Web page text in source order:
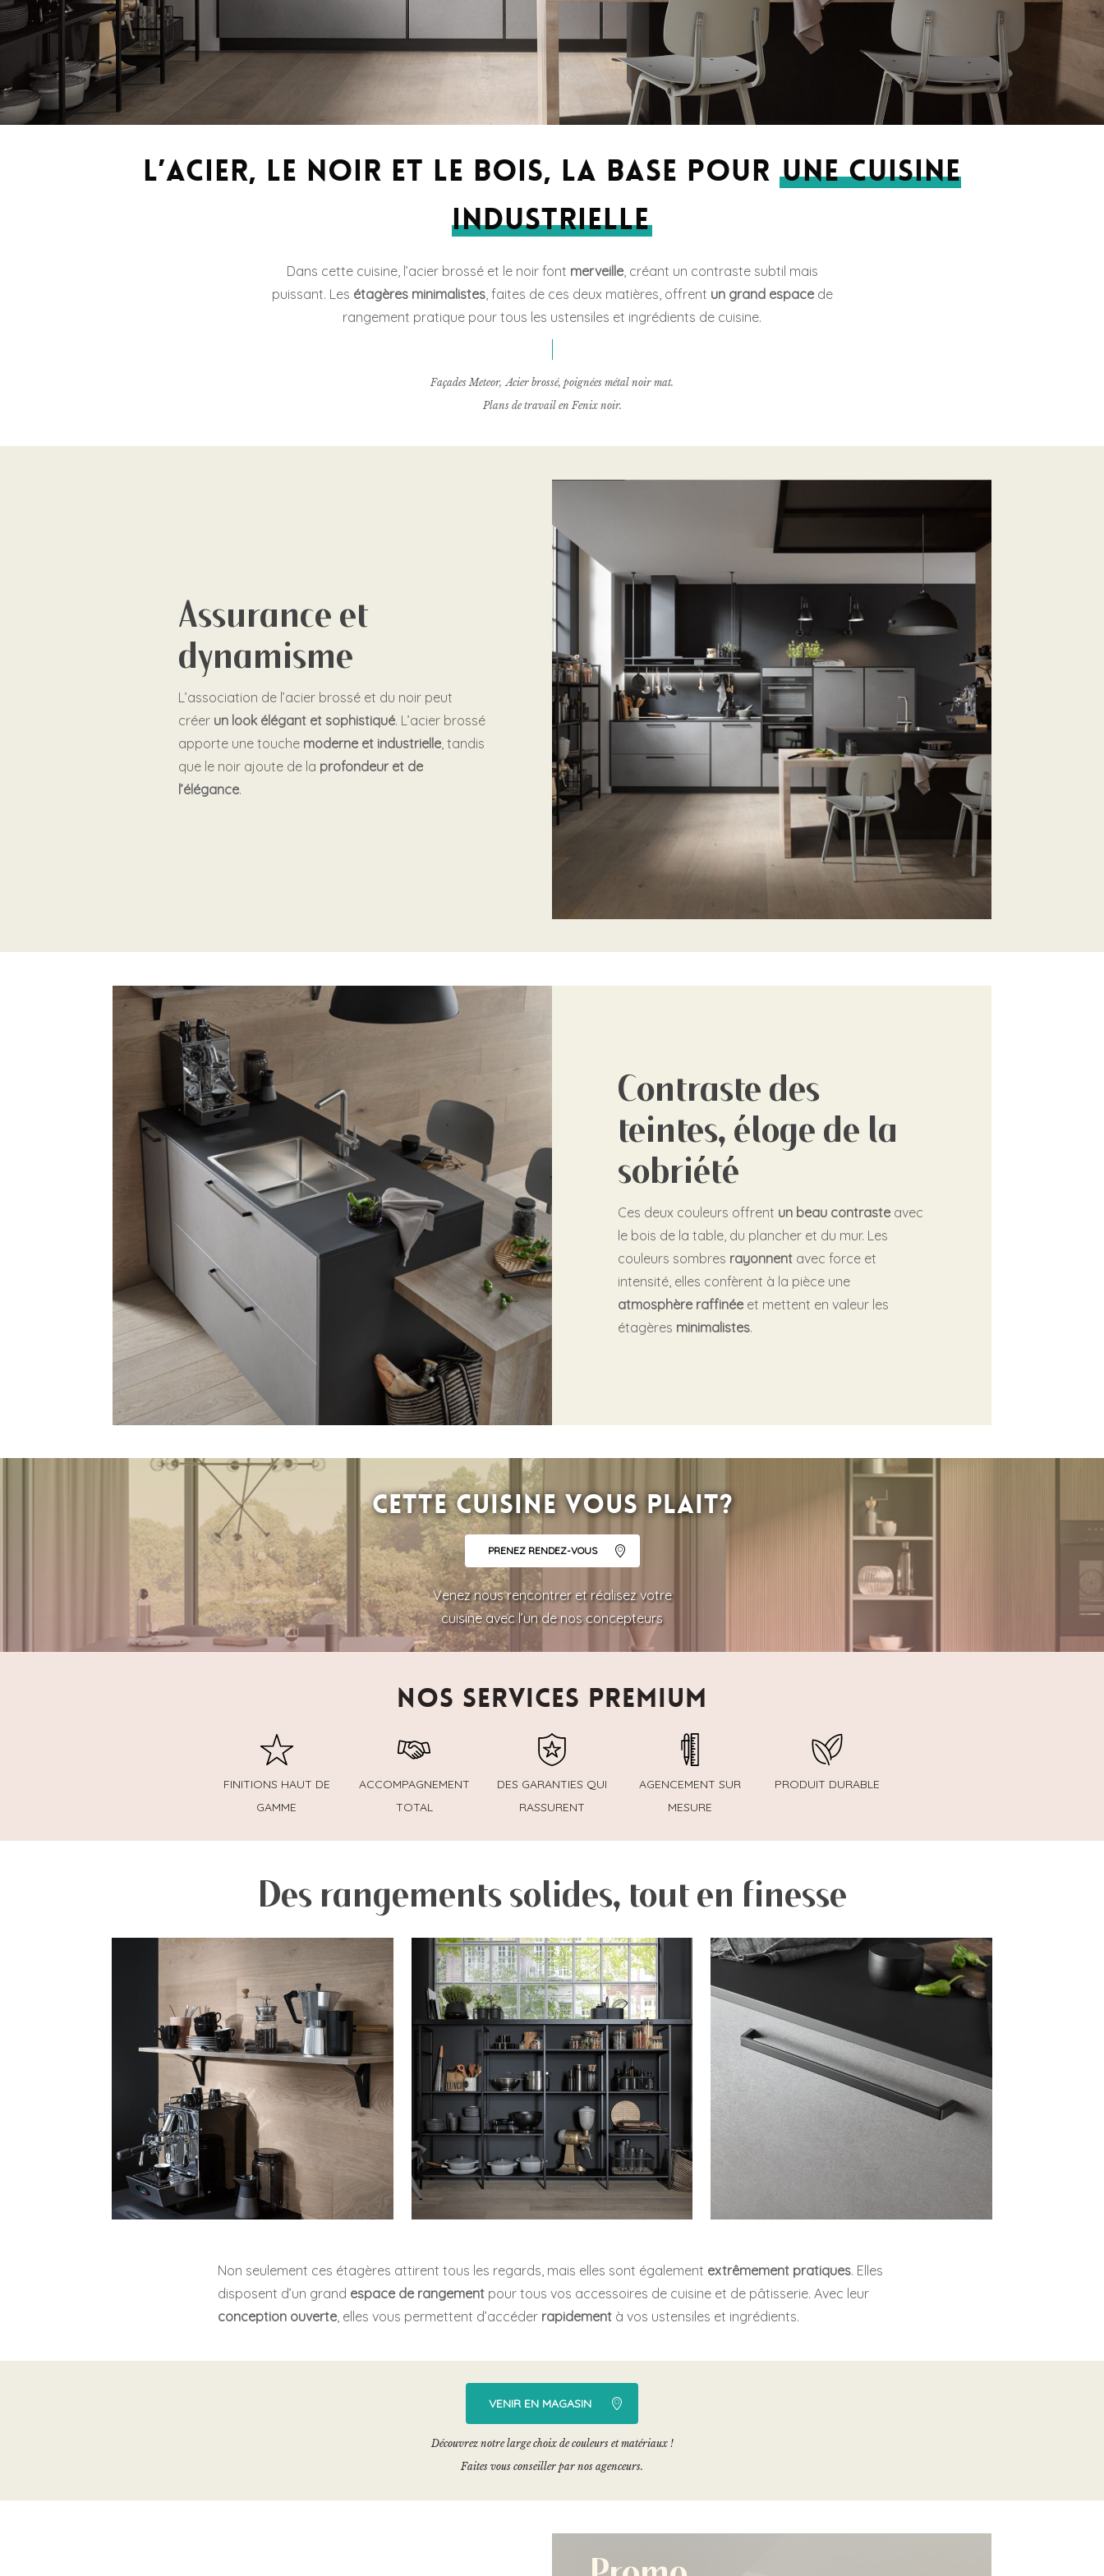
L’acier, le noir et le bois, la base pour une cuisine
industrielle
Dans cette cuisine, l’acier brossé et le noir font merveille, créant un contraste subtil mais
puissant. Les étagères minimalistes, faites de ces deux matières, offrent un grand espacede
rangement pratique pour tous les ustensiles et ingrédients de cuisine.
Façades Meteor, Acier brossé, poignées métal noir mat.
Plans de travail en Fenix noir.
Assurance et
dynamisme
L’association de l’acier brossé et du noir peut
créer un look élégant et sophistiqué. L’acier brossé
apporte une touche moderne et industrielle, tandis
que le noir ajoute de la profondeur et de
l’élégance.
Contraste des
teintes, éloge de la
sobriété
Ces deux couleurs offrent un beau contraste avec
le bois de la table, du plancher et du mur. Les
couleurs sombres rayonnent avec force et
intensité, elles confèrent à la pièce une
atmosphère raffinée et mettent en valeur les
étagères minimalistes.
Cette cuisine vous plait?
PRENEZ RENDEZ-VOUS
Venez nous rencontrer et réalisez votre
cuisine avec l’un de nos concepteurs
NOS SERVICES PREMIUM
FINITIONS HAUT DE
GAMME
ACCOMPAGNEMENT
TOTAL
DES GARANTIES QUI
RASSURENT
AGENCEMENT SUR
MESURE
PRODUIT DURABLE
Des rangements solides, tout en finesse
Non seulement ces étagères attirent tous les regards, mais elles sont également extrêmement pratiques. Elles
disposent d’un grand espace de rangementpour tous vos accessoires de cuisine et de pâtisserie. Avec leur
conception ouverte, elles vous permettent d’accéder rapidementà vos ustensiles et ingrédients.
VENIR EN MAGASIN
Découvrez notre large choix de couleurs et matériaux !
Faites vous conseiller par nos agenceurs.